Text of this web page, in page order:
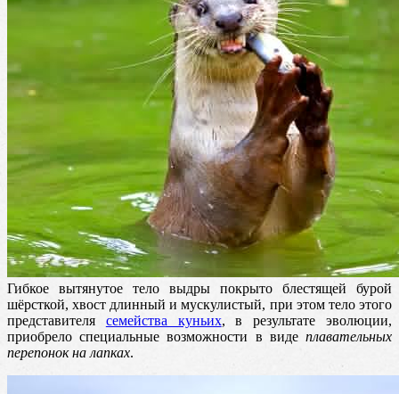
Гибкое вытянутое тело выдры покрыто блестящей бурой
шёрсткой, хвост длинный и мускулистый, при этом тело этого
представителя семейства куньих, в результате эволюции,
приобрело специальные возможности в виде плавательных
перепонок на лапках.